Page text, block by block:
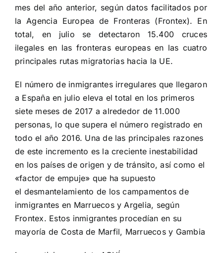
mes del año anterior, según datos facilitados por
la Agencia Europea de Fronteras (Frontex). En
total, en julio se detectaron 15.400 cruces
ilegales en las fronteras europeas en las cuatro
principales rutas migratorias hacia la UE.
El número de inmigrantes irregulares que llegaron
a España en julio eleva el total en los primeros
siete meses de 2017 a alrededor de 11.000
personas, lo que supera el número registrado en
todo el año 2016. Una de las principales razones
de este incremento es la creciente inestabilidad
en los países de origen y de tránsito, así como el
«factor de empuje» que ha supuesto
el desmantelamiento de los campamentos de
inmigrantes en Marruecos y Argelia, según
Frontex. Estos inmigrantes procedían en su
mayoría de Costa de Marfil, Marruecos y Gambia